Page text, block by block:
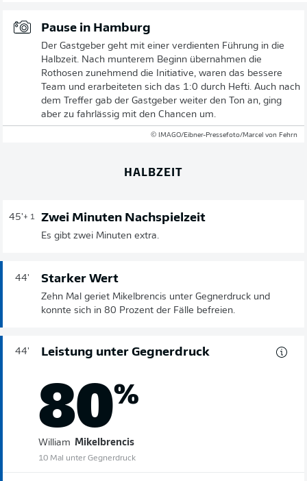
Pause in Hamburg
Der Gastgeber geht mit einer verdienten Führung in die
Halbzeit. Nach munterem Beginn übernahmen die
Rothosen zunehmend die Initiative, waren das bessere
Team und erarbeiteten sich das 1:0 durch Hefti. Auch nach
dem Treffer gab der Gastgeber weiter den Ton an, ging
aber zu fahrlässig mit den Chancen um.
© IMAGO/Eibner-Pressefoto/Marcel von Fehrn
HALBZEIT
45'+ 1 Zwei Minuten Nachspielzeit
Es gibt zwei Minuten extra.
44' Starker Wert
Zehn Mal geriet Mikelbrencis unter Gegnerdruck und
konnte sich in 80 Prozent der Fälle befreien.
44' Leistung unter Gegnerdruck
80%
William Mikelbrencis
10 Mal unter Gegnerdruck